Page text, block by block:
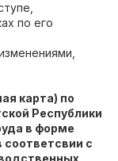
по его
карта) по
Республики
в форме
соответсвии с